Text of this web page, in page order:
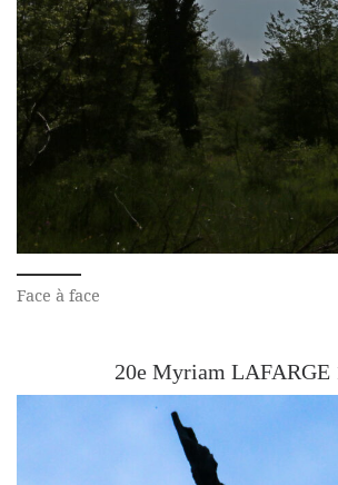
Face à face
20e Myriam LAFARGE